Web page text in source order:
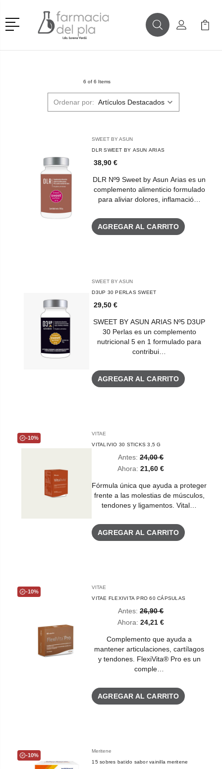
Menú
BuscarMi Cuenta
Mi
6 of 6 Items
Ordenar por:
SWEET BY ASUN
DLR SWEET BY ASUN ARIAS
38,90 €
DLR Nº9 Sweet by Asun Arias es un
complemento alimenticio formulado
para aliviar dolores, inflamació…
AGREGAR AL CARRITO
SWEET BY ASUN
D3UP 30 PERLAS SWEET
29,50 €
SWEET BY ASUN ARIAS Nº5 D3UP
30 Perlas es un complemento
nutricional 5 en 1 formulado para
contribui…
AGREGAR AL CARRITO
-10%
VITAE
VITALIVIO 30 STICKS 3,5 G
Ahora: 21,60 €
Antes: 24,00 €
Fórmula única que ayuda a proteger
frente a las molestias de músculos,
tendones y ligamentos. Vital…
AGREGAR AL CARRITO
-10%
VITAE
VITAE FLEXIVITA PRO 60 CÁPSULAS
Ahora: 24,21 €
Antes: 26,90 €
Complemento que ayuda a
mantener articulaciones, cartílagos
y tendones. FlexiVita® Pro es un
comple…
AGREGAR AL CARRITO
-10%
Meritene
15 sobres batido sabor vainilla meritene